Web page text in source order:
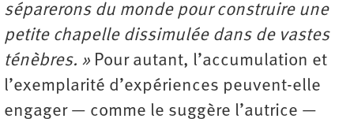
séparerons du monde pour construire une
petite chapelle dissimulée dans de vastes
ténèbres. » Pour autant, l’accumulation et
l’exemplarité d’expériences peuvent-elle
engager — comme le suggère l’autrice —